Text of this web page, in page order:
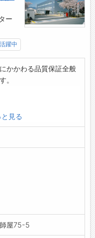
せて走行するデマンド
安心・安定の職場環境
働きやすい職場）認
評価認定（三ツ星）
アドバンスカンパニ
ー
躍中
かかわる品質保証全般
。
法）に基づく薬事、法
へ確認したり、調査対
ナンス
再構築、手順などの整
と見る
屋75-5